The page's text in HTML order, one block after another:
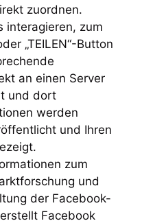
zuordnen.
interagieren, zum
„TEILEN“-Button
an einen Server
und dort
werden
und Ihren
zum
und
der Facebook-
Facebook